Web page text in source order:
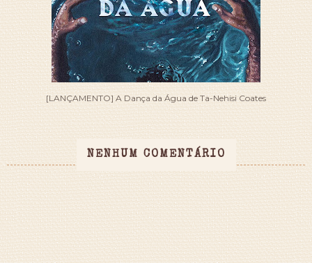
[LANÇAMENTO] A Dança da Água de Ta-Nehisi Coates
NENHUM COMENTÁRIO